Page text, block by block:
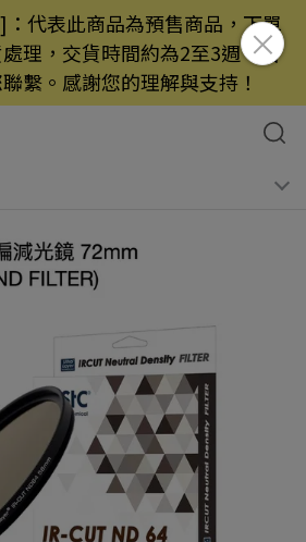
代表此商品為預售商品，下單
理，交貨時間約為2至3週，若
繫。感謝您的理解與支持！